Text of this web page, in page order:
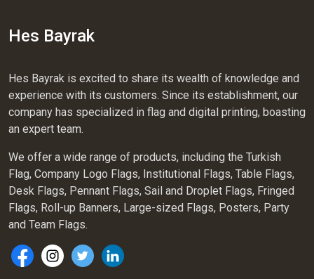
Hes Bayrak
Hes Bayrak is excited to share its wealth of knowledge and
experience with its customers. Since its establishment, our
company has specialized in flag and digital printing, boasting
an expert team.
We offer a wide range of products, including the Turkish
Flag, Company Logo Flags, Institutional Flags, Table Flags,
Desk Flags, Pennant Flags, Sail and Droplet Flags, Fringed
Flags, Roll-up Banners, Large-sized Flags, Posters, Party
and Team Flags.